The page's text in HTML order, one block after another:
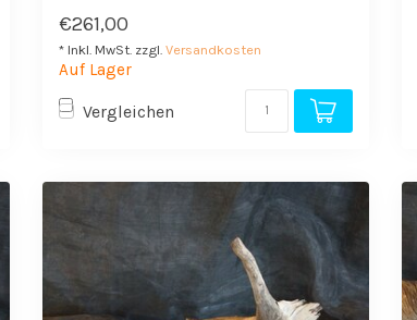
€261,00
* Inkl. MwSt. zzgl. Versandkosten
Auf Lager
Vergleichen